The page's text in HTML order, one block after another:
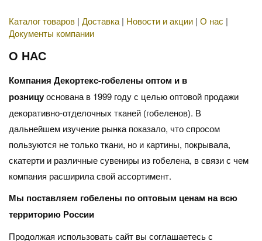
Каталог товаров | Доставка | Новости и акции | О нас |
Документы компании
О НАС
Компания Декортекс-гобелены оптом и в
розницуоснована в 1999 году с целью оптовой продажи
декоративно-отделочных тканей (гобеленов). В
дальнейшем изучение рынка показало, что спросом
пользуются не только ткани, но и картины, покрывала,
скатерти и различные сувениры из гобелена, в связи с чем
компания расширила свой ассортимент.
Мы поставляем гобелены по оптовым ценам на всю
территорию России
Продолжая использовать сайт вы соглашаетесь с